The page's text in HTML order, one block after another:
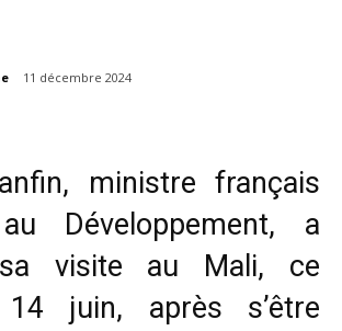
11 décembre 2024
ministre français
Développement, a
visite au Mali, ce
14 juin, après s’être